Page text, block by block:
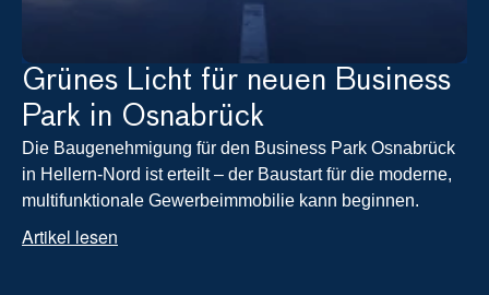
Grünes Licht für neuen Business
Park in Osnabrück
Die Baugenehmigung für den Business Park Osnabrück
in Hellern-Nord ist erteilt – der Baustart für die moderne,
multifunktionale Gewerbeimmobilie kann beginnen.
Artikel lesen